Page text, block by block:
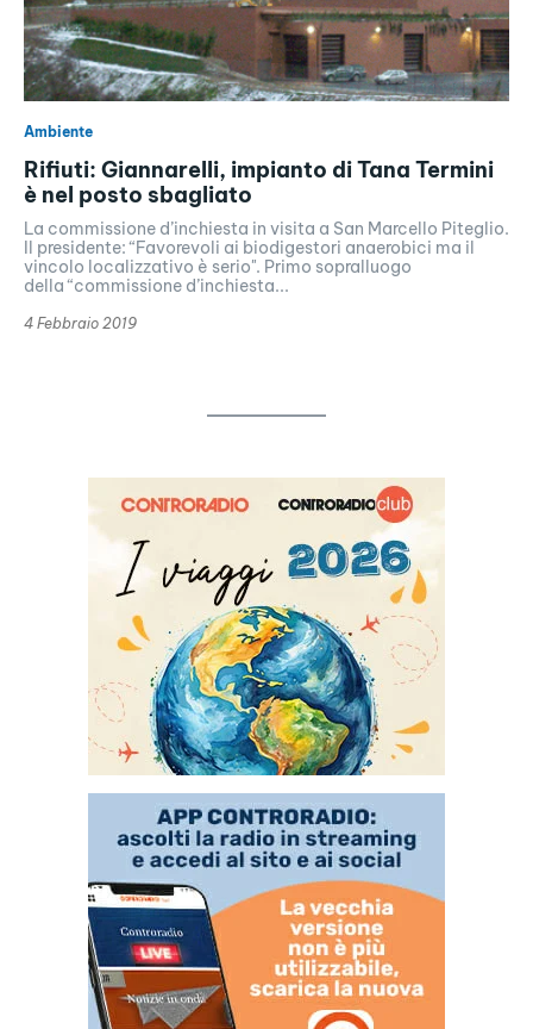
Ambiente
Rifiuti: Giannarelli, impianto di Tana Termini
è nel posto sbagliato
La commissione d’inchiesta in visita a San Marcello Piteglio.
Il presidente: “Favorevoli ai biodigestori anaerobici ma il
vincolo localizzativo è serio". Primo sopralluogo
della “commissione d’inchiesta...
4 Febbraio 2019